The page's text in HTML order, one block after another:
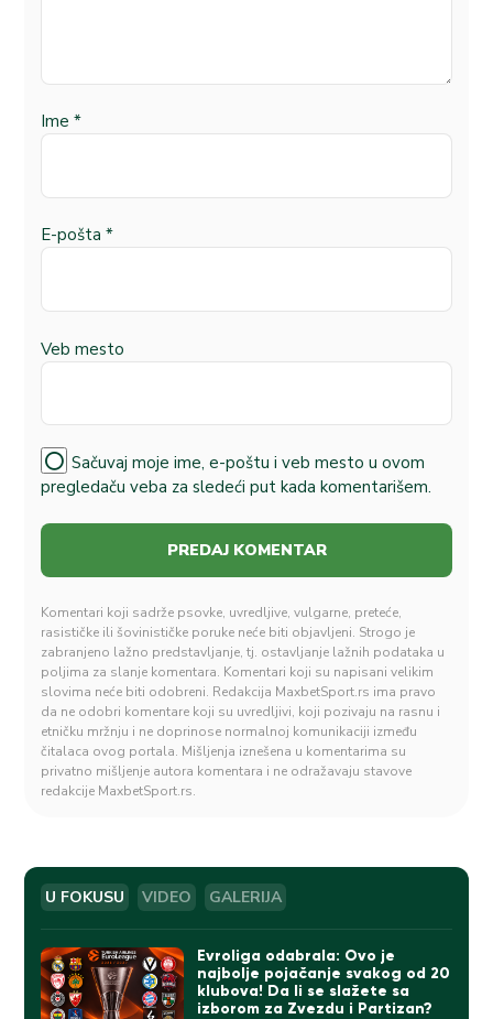
Ime *
E-pošta *
Veb mesto
Sačuvaj moje ime, e-poštu i veb mesto u ovom
pregledaču veba za sledeći put kada komentarišem.
Komentari koji sadrže psovke, uvredljive, vulgarne, preteće,
rasističke ili šovinističke poruke neće biti objavljeni. Strogo je
zabranjeno lažno predstavljanje, tj. ostavljanje lažnih podataka u
poljima za slanje komentara. Komentari koji su napisani velikim
slovima neće biti odobreni. Redakcija MaxbetSport.rs ima pravo
da ne odobri komentare koji su uvredljivi, koji pozivaju na rasnu i
etničku mržnju i ne doprinose normalnoj komunikaciji između
čitalaca ovog portala. Mišljenja iznešena u komentarima su
privatno mišljenje autora komentara i ne odražavaju stavove
redakcije MaxbetSport.rs.
U FOKUSU VIDEO GALERIJA
Evroliga odabrala: Ovo je
najbolje pojačanje svakog od 20
klubova! Da li se slažete sa
izborom za Zvezdu i Partizan?